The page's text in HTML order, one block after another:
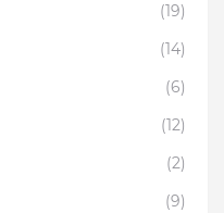
(19)
(14)
(6)
(12)
(2)
(9)